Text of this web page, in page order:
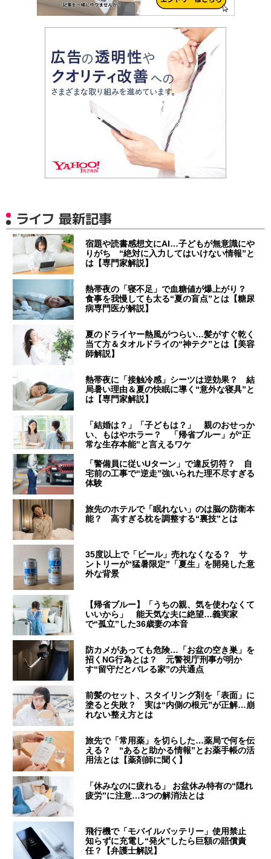
ライフ 最新記事
宿題や読書感想文にAI…子どもが無意識にや
りがち “絶対に入力してはいけない情報”と
は【専門家解説】
熱帯夜の「寝不足」で血糖値が爆上がり？
食事を我慢しても太る“夏の盲点”とは【糖尿
病専門医が解説】
夏のドライヤー熱風がつらい…髪がすぐ乾く
当て方＆タオルドライの“神テク”とは【美容
師解説】
熱帯夜に「接触冷感」シーツは逆効果？ 結
局暑い理由＆夏の快眠に導く“意外な寝具”と
は【専門家解説】
「結婚は？」「子どもは？」 親のおせっか
い、もはやホラー？ 「帰省ブルー」が“正
常な生存本能”と言えるワケ
「警備員に従いUターン」で違反切符？ 自
宅前の工事で“逆走”強いられた理不尽すぎる
体験
旅先のホテルで「眠れない」のは脳の防衛本
能？ 高すぎる枕を調整する“裏技”とは
35度以上で「ビール」売れなくなる？ サ
ントリーが“猛暑限定”「夏生」を開発した意
外な背景
【帰省ブルー】「うちの親、気を使わなくて
いいから」 能天気な夫に絶望…義実家
で“孤立”した36歳妻の本音
防カメがあっても危険…「お盆の空き巣」を
招くNG行為とは？ 元警視庁刑事が明か
す“留守だとバレる家”の共通点
前髪のセット、スタイリング剤を「表面」に
塗ると失敗？ 実は“内側の根元”が正解…崩
れない整え方とは
旅先で「常用薬」を切らした…薬局で何を伝
える？ “あると助かる情報”とお薬手帳の活
用法とは【薬剤師に聞く】
「休みなのに疲れる」 お盆休み特有の“隠れ
疲労”に注意…3つの解消法とは
飛行機で「モバイルバッテリー」使用禁止
知らずに充電し“発火”したら巨額の賠償責
任？【弁護士解説】